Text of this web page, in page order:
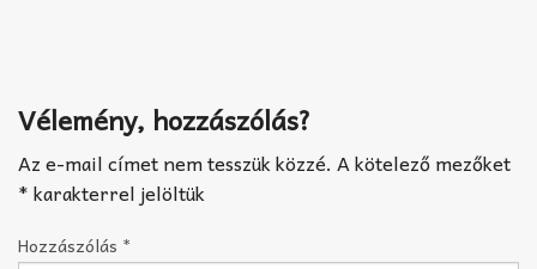
Vélemény, hozzászólás?
Az e-mail címet nem tesszük közzé. A kötelező mezőket
*karakterrel jelöltük
Hozzászólás *